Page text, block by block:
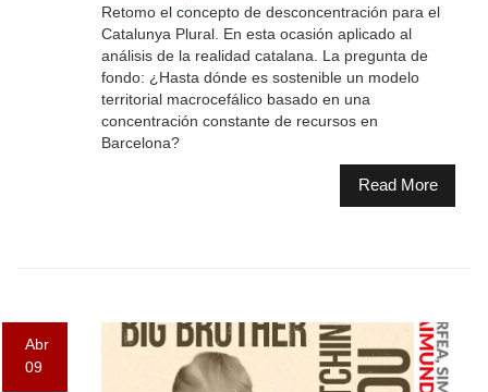
Retomo el concepto de desconcentración para el
Catalunya Plural. En esta ocasión aplicado al
análisis de la realidad catalana. La pregunta de
fondo: ¿Hasta dónde es sostenible un modelo
territorial macrocefálico basado en una
concentración constante de recursos en
Barcelona?
Read More
Abr
09